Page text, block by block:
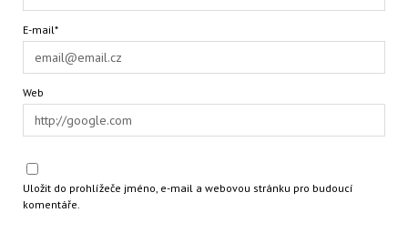
E-mail*
Web
Uložit do prohlížeče jméno, e-mail a webovou stránku pro budoucí
komentáře.